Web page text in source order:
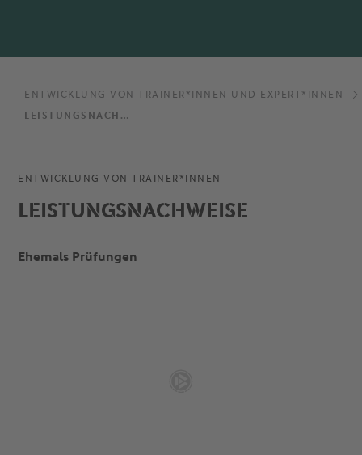
ENTWICKLUNG VON TRAINER*INNEN UND EXPERT*INNEN
LEISTUNGSNACHWEISE
ENTWICKLUNG VON TRAINER*INNEN
LEISTUNGSNACHWEISE
Ehemals Prüfungen